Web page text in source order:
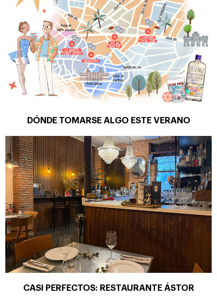
DÓNDE TOMARSE ALGO ESTE VERANO
CASI PERFECTOS: RESTAURANTE ÁSTOR